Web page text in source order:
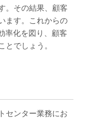
。その結果、顧客
ます。これからの
率化を図り、顧客
とでしょう。
センター業務にお